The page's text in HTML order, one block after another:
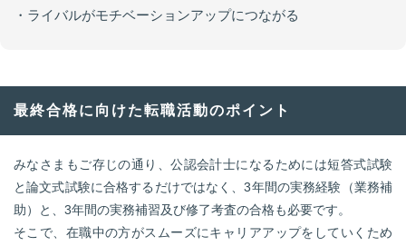
・ライバルがモチベーションアップにつながる
最終合格に向けた転職活動のポイント
みなさまもご存じの通り、公認会計士になるためには短答式試験
と論文式試験に合格するだけではなく、3年間の実務経験（業務補
助）と、3年間の実務補習及び修了考査の合格も必要です。
そこで、在職中の方がスムーズにキャリアアップをしていくため